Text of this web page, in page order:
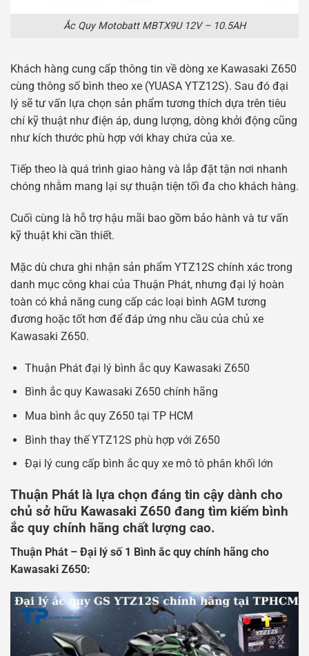
Ắc Quy Motobatt MBTX9U 12V – 10.5AH
Khách hàng cung cấp thông tin về dòng xe Kawasaki Z650
cùng thông số bình theo xe (YUASA YTZ12S). Sau đó đại
lý sẽ tư vấn lựa chọn sản phẩm tương thích dựa trên tiêu
chí kỹ thuật như điện áp, dung lượng, dòng khởi động cũng
như kích thước phù hợp với khay chứa của xe.
Tiếp theo là quá trình giao hàng và lắp đặt tận nơi nhanh
chóng nhằm mang lại sự thuận tiện tối đa cho khách hàng.
Cuối cùng là hỗ trợ hậu mãi bao gồm bảo hành và tư vấn
kỹ thuật khi cần thiết.
Mặc dù chưa ghi nhận sản phẩm YTZ12S chính xác trong
danh mục công khai của Thuận Phát, nhưng đại lý hoàn
toàn có khả năng cung cấp các loại bình AGM tương
đương hoặc tốt hơn để đáp ứng nhu cầu của chủ xe
Kawasaki Z650.
Thuận Phát đại lý bình ắc quy Kawasaki Z650
Bình ắc quy Kawasaki Z650 chính hãng
Mua bình ắc quy Z650 tại TP HCM
Bình thay thế YTZ12S phù hợp với Z650
Đại lý cung cấp bình ắc quy xe mô tô phân khối lớn
Thuận Phát là lựa chọn đáng tin cậy dành cho
chủ sở hữu Kawasaki Z650 đang tìm kiếm bình
ắc quy chính hãng chất lượng cao.
Thuận Phát – Đại lý số 1 Bình ắc quy chính hãng cho
Kawasaki Z650: